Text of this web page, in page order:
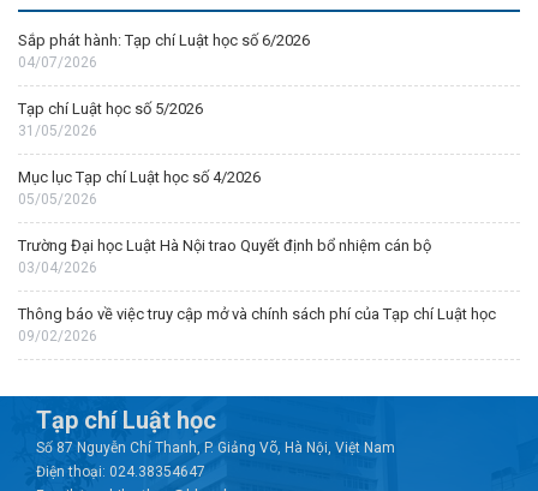
Sắp phát hành: Tạp chí Luật học số 6/2026
04/07/2026
Tạp chí Luật học số 5/2026
31/05/2026
Mục lục Tạp chí Luật học số 4/2026
05/05/2026
Trường Đại học Luật Hà Nội trao Quyết định bổ nhiệm cán bộ
03/04/2026
Thông báo về việc truy cập mở và chính sách phí của Tạp chí Luật học
09/02/2026
Tạp chí Luật học
Số 87 Nguyễn Chí Thanh, P. Giảng Võ, Hà Nội, Việt Nam
Điện thoại: 024.38354647